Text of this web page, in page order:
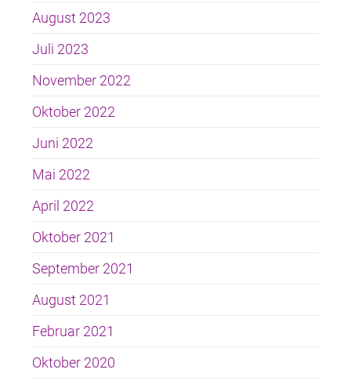
August 2023
Juli 2023
November 2022
Oktober 2022
Juni 2022
Mai 2022
April 2022
Oktober 2021
September 2021
August 2021
Februar 2021
Oktober 2020